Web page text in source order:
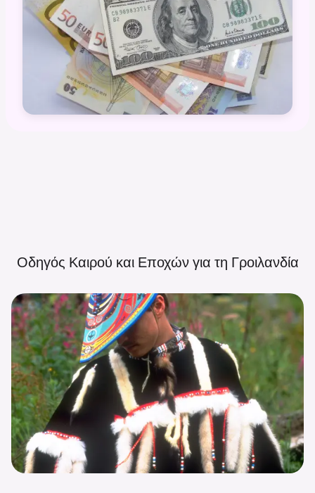
Οδηγός Καιρού και Εποχών για τη Γροιλανδία